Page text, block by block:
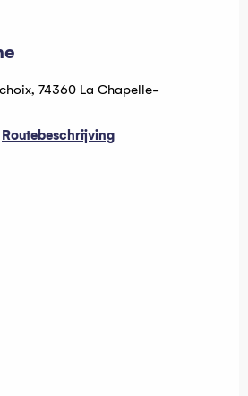
74360 La Chapelle-
Routebeschrijving